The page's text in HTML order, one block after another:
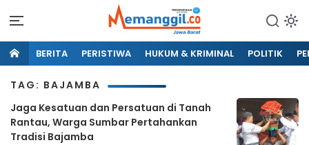
BERITA PERISTIWA HUKUM & KRIMINAL POLITIK
TAG: BAJAMBA
Jaga Kesatuan dan Persatuan di Tanah
Rantau, Warga Sumbar Pertahankan
Tradisi Bajamba